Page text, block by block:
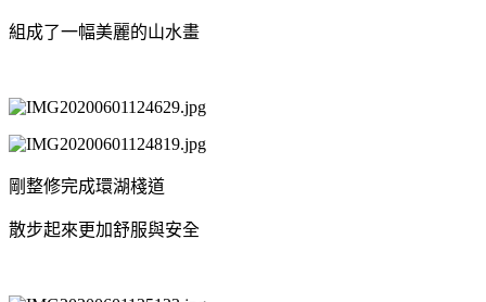
組成了一幅美麗的山水畫
剛整修完成環湖棧道
散步起來更加舒服與安全